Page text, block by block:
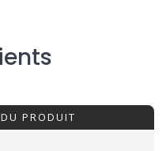
PRODUIT